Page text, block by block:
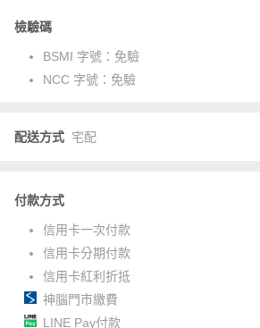
檢驗碼
BSMI 字號： 免驗
NCC 字號： 免驗
配送方式 宅配
付款方式
信用卡一次付款
信用卡分期付款
信用卡紅利折抵
神腦門市繳費
LINE Pay付款